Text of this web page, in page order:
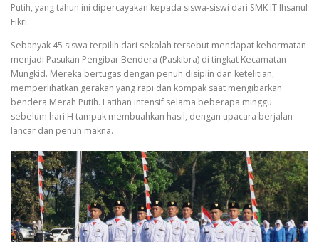
Putih, yang tahun ini dipercayakan kepada siswa-siswi dari SMK IT Ihsanul
Fikri.
Sebanyak 45 siswa terpilih dari sekolah tersebut mendapat kehormatan
menjadi Pasukan Pengibar Bendera (Paskibra) di tingkat Kecamatan
Mungkid. Mereka bertugas dengan penuh disiplin dan ketelitian,
memperlihatkan gerakan yang rapi dan kompak saat mengibarkan
bendera Merah Putih. Latihan intensif selama beberapa minggu
sebelum hari H tampak membuahkan hasil, dengan upacara berjalan
lancar dan penuh makna.